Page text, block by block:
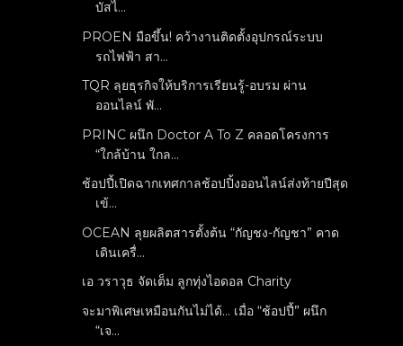
บัสไ...
PROEN มือขึ้น! คว้างานติดตั้งอุปกรณ์ระบบ
รถไฟฟ้า สา...
TQR ลุยธุรกิจให้บริการเรียนรู้-อบรม ผ่าน
ออนไลน์ พั...
PRINC ผนึก Doctor A To Z คลอดโครงการ
“ใกล้บ้าน ใกล...
ช้อปปี้เปิดฉากเทศกาลช้อปปิ้งออนไลน์ส่งท้ายปีสุด
เข้...
OCEAN ลุยผลิตสารตั้งต้น “กัญชง-กัญชา” คาด
เดินเครื่...
เอ วราวุธ จัดเต็ม ลูกทุ่งไอดอล Charity
จะมาพิเศษเหมือนกันไม่ได้… เมื่อ “ช้อปปี้” ผนึก
“เจ...